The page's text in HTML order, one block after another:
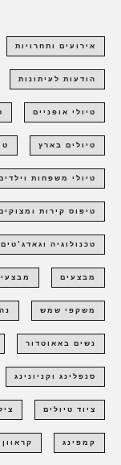
אירועים ותחרויות
הודעות לעיתונות
טיולי אופניים
טיולים בארץ
טיולי משפחות
טיפוס קירות
טכנולוגיה וגאדג'טים
מבצעים
משקפי שמש
נשים באאוטדור
סנפלינג וקניונינג
ציוד טיולים
קמפינג קראוון